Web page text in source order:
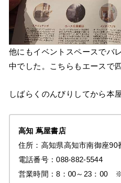
他にもイベントスペースでバ
中でした。こちらもエースで
しばらくのんびりしてから本
高知 蔦屋書店
住所：高知県高知市南御座90
電話番号：088-882-5544
営業時間：8：00～23：00 ※